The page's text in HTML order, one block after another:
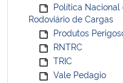
Política Nacional
Rodoviário de Cargas
Produtos
RNTRC
TRIC
Vale Pedagio